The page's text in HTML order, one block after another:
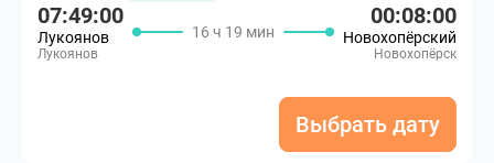
07:49:00
Лукоянов
Лукоянов
16 ч 19 мин
00:08:00
Новохопёрский
Новохопёрск
Выбрать дату